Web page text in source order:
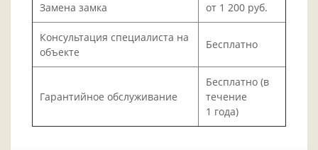
Замена замка от 1 200 руб.
Консультация специалиста на
объекте
Бесплатно
Гарантийное обслуживание
Бесплатно (в
течение
1 года)